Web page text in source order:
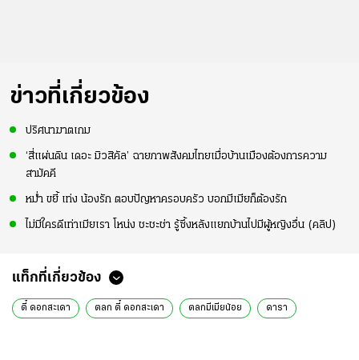
ข่าวที่เกี่ยวข้อง
ปริศนาฆาตเกม
‘สี่แผ่นดิน เดอะ มิวสิคัล’ ฉายภาพสังคมไทยเมื่อบ้านเมืองต้องการความ
สามัคคี
หม่ำ ขยี้ เท่ง น้องรัก ตอบปัญหาครอบครัว บอกมีเมียก็ต้องรัก
ไม่มีใครดีเท่าเมียเรา โหน่ง ชะชะช่า รู้ซึ้งหลังแยกบ้านไปมีผู้หญิงอื่น (คลิป)
แท็กที่เกี่ยวข้อง
ตี๋ ดอกสะเดา ตลก ตี๋ ดอกสะเดา ตลกมีเมียน้อย ดารา